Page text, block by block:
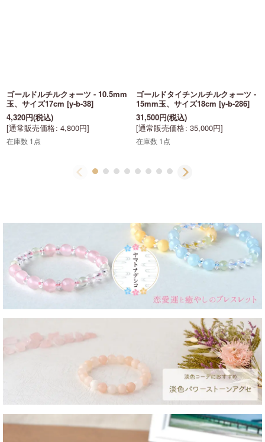
ゴールドルチルクォーツ - 10.5mm
玉、サイズ17cm [y-b-38]
4,320円(税込)
[通常販売価格: 4,800円]
在庫数 1点
ゴールドタイチンルチルクォーツ -
15mm玉、サイズ18cm [y-b-286]
31,500円(税込)
[通常販売価格: 35,000円]
在庫数 1点